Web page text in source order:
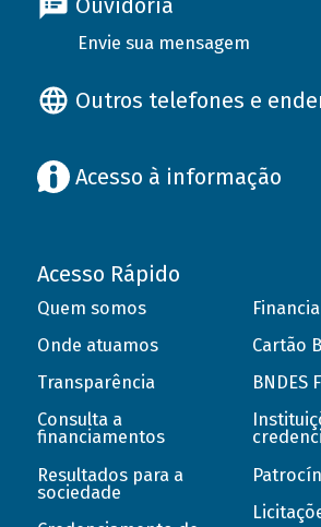
Ouvidoria
Envie sua mensagem
Outros telefones e
Acesso à informação
Acesso Rápido
Quem somos
Onde atuamos
Transparência
Consulta a
financiamentos
Resultados para a
sociedade
Cartão
BNDES